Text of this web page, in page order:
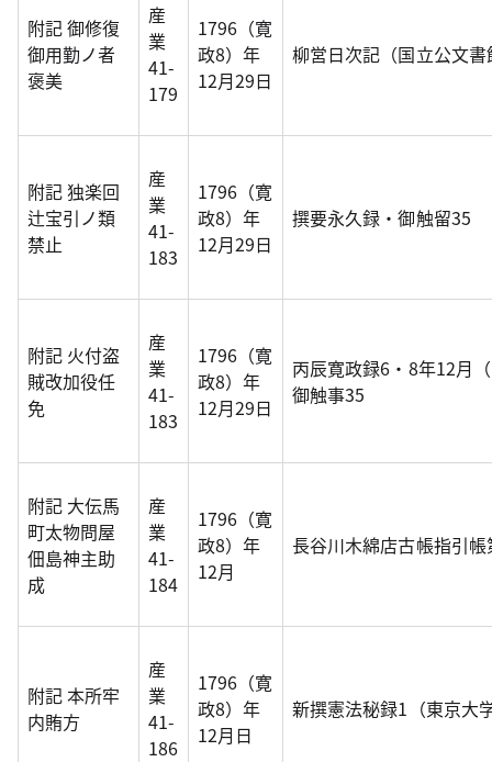
附記 御修復
御用勤ノ者
褒美
産
業
41-
179
1796（寛
政8）年
12月29日
柳営日次記（国立公文
附記 独楽回
辻宝引ノ類
禁止
産
業
41-
183
1796（寛
政8）年
12月29日
撰要永久録・御触留35
附記 火付盗
賊改加役任
免
産
業
41-
183
1796（寛
政8）年
12月29日
丙辰寛政録6・8年12月
御触事35
附記 大伝馬
町太物問屋
佃島神主助
成
産
業
41-
184
1796（寛
政8）年
12月
長谷川木綿店古帳指引
附記 本所牢
内賄方
産
業
41-
186
1796（寛
政8）年
12月日
新撰憲法秘録1（東京大